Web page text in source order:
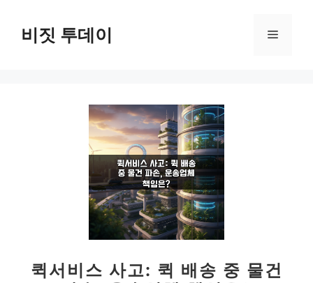
비짓 투데이 메
퀵서비스 사고: 퀵 배송 중 물건